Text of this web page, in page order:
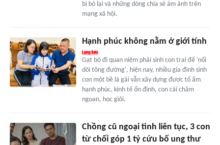
bị bỏ lại và những dòng chia sẻ ám ảnh trên
mạng xã hội.
Hạnh phúc không nằm ở giới tính
Gạt bỏ đi quan niệm phải sinh con trai để 'nối
dõi tông đường', hiện nay, nhiều gia đình sinh
con một bề là gái vẫn xây dựng được tổ ấm
hạnh phúc, kinh tế ổn định, con cái chăm
ngoan, học giỏi.
Chồng cũ ngoại tình liên tục, 3 con
từ chối góp 1 tỷ cứu bố ung thư